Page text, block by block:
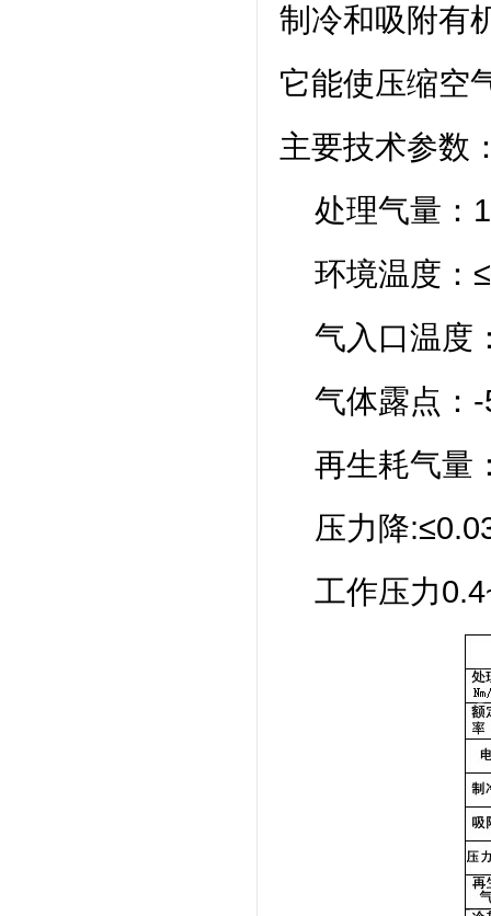
制冷和吸附有
它能使压缩空
主要技术参数
处理气量：
环境温度：
气入口温度
气体露点
再生耗气量
压力降
工作压力